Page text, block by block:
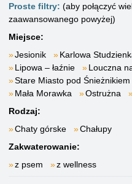
Proste filtry: (aby połączyć
zaawansowanego powyżej)
Miejsce:
Jesionik
Karlowa
Lipowa – łaźnie
Louczna
Stare Miasto pod Śnieżnikiem
Mała Morawka
Ostrużna
Rodzaj:
Chaty górske
Chałupy
Zakwaterowanie:
z psem
z wellness